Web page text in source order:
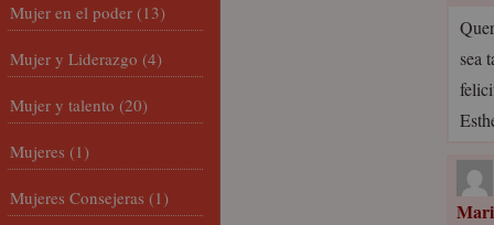
sea
Mujer en el poder (13)
Mujer y Liderazgo (4)
Mujer y talento (20)
Mujeres (1)
Mujeres Consejeras (1)